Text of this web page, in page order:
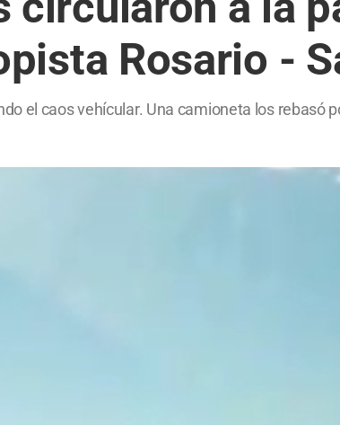
Rosario -
el caos vehícular. Una camioneta los rebasó